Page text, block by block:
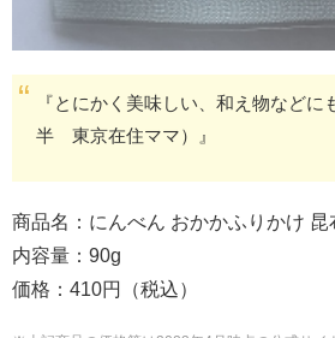
『とにかく美味しい、和え物などに
半 東京在住ママ）』
商品名：にんべん おかかふりかけ
内容量：90g
価格：410円（税込）